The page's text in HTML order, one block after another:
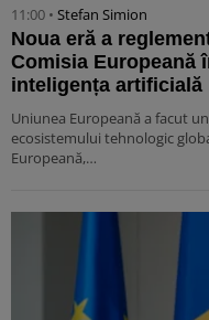
11:00 • Stefan Simion
Noua eră a
Comisia Europeană
inteligența artificială
Uniunea Europeană a facut
ecosistemului tehnologic
Europeană,…